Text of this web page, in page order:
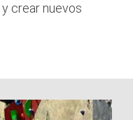
crear nuevos